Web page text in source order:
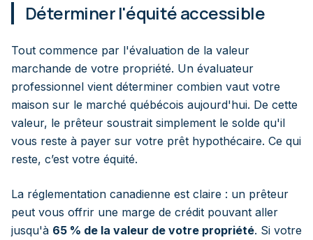
Déterminer l'équité accessible
Tout commence par l'évaluation de la valeur
marchande de votre propriété. Un évaluateur
professionnel vient déterminer combien vaut votre
maison sur le marché québécois aujourd'hui. De cette
valeur, le prêteur soustrait simplement le solde qu'il
vous reste à payer sur votre prêt hypothécaire. Ce qui
reste, c’est votre équité.
La réglementation canadienne est claire : un prêteur
peut vous offrir une marge de crédit pouvant aller
jusqu'à 65 % de la valeur de votre propriété. Si votre